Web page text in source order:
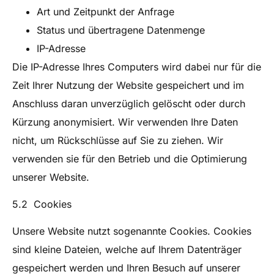
Art und Zeitpunkt der Anfrage
Status und übertragene Datenmenge
IP-Adresse
Die IP-Adresse Ihres Computers wird dabei nur für die
Zeit Ihrer Nutzung der Website gespeichert und im
Anschluss daran unverzüglich gelöscht oder durch
Kürzung anonymisiert. Wir verwenden Ihre Daten
nicht, um Rückschlüsse auf Sie zu ziehen. Wir
verwenden sie für den Betrieb und die Optimierung
unserer Website.
5.2 Cookies
Unsere Website nutzt sogenannte Cookies. Cookies
sind kleine Dateien, welche auf Ihrem Datenträger
gespeichert werden und Ihren Besuch auf unserer